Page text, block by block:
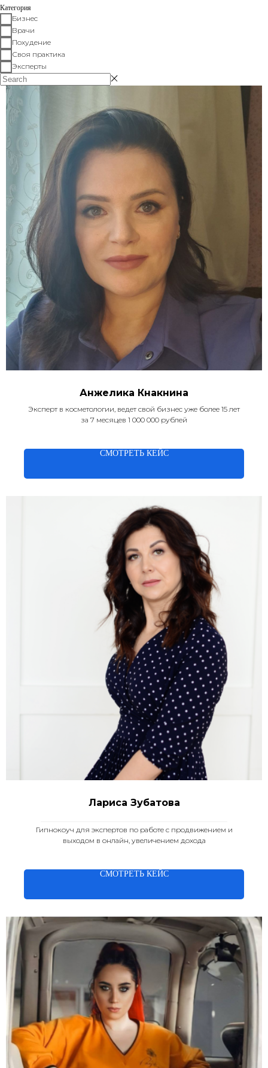
Категория
Бизнес
Врачи
Похудение
Своя практика
Эксперты
Анжелика Кнакнина
Эксперт в косметологии, ведет свой бизнес уже более 15 лет
за 7 месяцев 1 000 000 рублей
СМОТРЕТЬ КЕЙС
Лариса Зубатова
Гипнокоуч для экспертов по работе с продвижением и
выходом в онлайн, увеличением дохода
СМОТРЕТЬ КЕЙС